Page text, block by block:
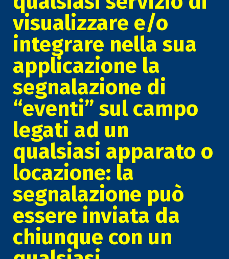
visualizzare e/o
integrare nella sua
applicazione la
segnalazione di
“eventi” sul campo
legati ad un
qualsiasi apparato o
locazione: la
segnalazione può
essere inviata da
chiunque con un